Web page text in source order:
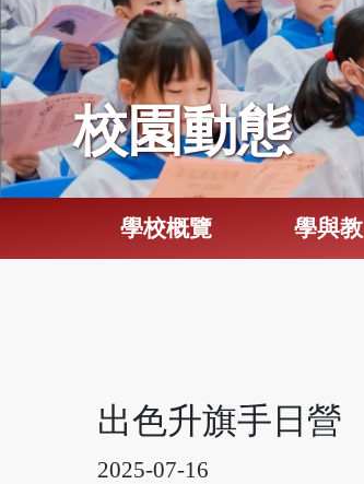
校園動態
學校概覽 學與教
出色升旗手日營
2025-07-16